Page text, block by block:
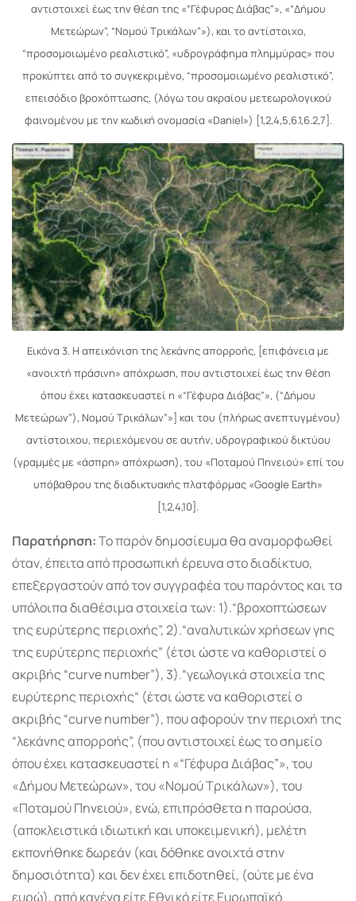
αντιστοιχεί έως την θέση της «“Γέφυρας Διάβας”», «“Δήμου
Μετεώρων”, “Νομού Τρικάλων”»), και το αντίστοιχο,
“προσομοιωμένο ρεαλιστικό”, «υδρογράφημα πλημμύρας» που
προκύπτει από το συγκεκριμένο, “προσομοιωμένο ρεαλιστικό”,
επεισόδιο βροχόπτωσης, (λόγω του ακραίου μετεωρολογικού
φαινομένου με την κωδική ονομασία «Daniel») [1,2,4,5,6.1,6.2,7].
Εικόνα 3. Η απεικόνιση της λεκάνης απορροής, [επιφάνεια με
«ανοιχτή πράσινη» απόχρωση, που αντιστοιχεί έως την θέση
όπου έχει κατασκευαστεί η «“Γέφυρα Διάβας”», (“Δήμου
Μετεώρων”), Νομού Τρικάλων”»] και του (πλήρως ανεπτυγμένου)
αντίστοιχου, περιεχόμενου σε αυτήν, υδρογραφικού δικτύου
(γραμμές με «άσπρη» απόχρωση), του «Ποταμού Πηνειού» επί του
υπόβαθρου της διαδικτυακής πλατφόρμας «Google Earth»
[1,2,4,10].
Παρατήρηση:Το παρόν δημοσίευμα θα αναμορφωθεί
όταν, έπειτα από προσωπική έρευνα στο διαδίκτυο,
επεξεργαστούν από τον συγγραφέα του παρόντος και τα
υπόλοιπα διαθέσιμα στοιχεία των: 1).“βροχοπτώσεων
της ευρύτερης περιοχής”, 2).“αναλυτικών χρήσεων γης
της ευρύτερης περιοχής” (έτσι ώστε να καθοριστεί ο
ακριβής “curve number”), 3).“γεωλογικά στοιχεία της
ευρύτερης περιοχής“ (έτσι ώστε να καθοριστεί ο
ακριβής “curve number”), που αφορούν την περιοχή της
“λεκάνης απορροής”, (που αντιστοιχεί έως το σημείο
όπου έχει κατασκευαστεί η «“Γέφυρα Διάβας”», του
«Δήμου Μετεώρων», του «Νομού Τρικάλων»), του
«Ποταμού Πηνειού», ενώ, επιπρόσθετα η παρούσα,
(αποκλειστικά ιδιωτική και υποκειμενική), μελέτη
εκπονήθηκε δωρεάν (και δόθηκε ανοιχτά στην
δημοσιότητα) και δεν έχει επιδοτηθεί, (ούτε με ένα
ευρώ), από κανένα είτε Εθνικό είτε Ευρωπαϊκό